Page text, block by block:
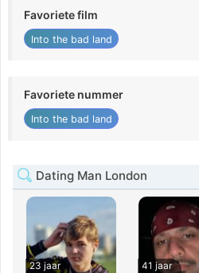
Favoriete film
Into the bad land
Favoriete nummer
Into the bad land
Dating Man London
23 jaar
41 jaar